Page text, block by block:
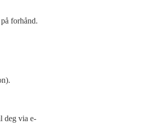
forhånd.
deg via e-